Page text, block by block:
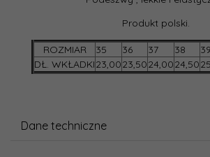
Produkt polski.
ROZMIAR 35 36 37 38 39
DŁ. WKŁADKI23,0023,5024,0024,50
Dane techniczne